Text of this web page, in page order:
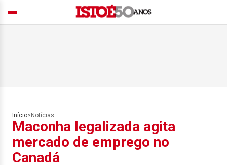
Início> Notícias
Maconha legalizada agita
mercado de emprego no
Canadá